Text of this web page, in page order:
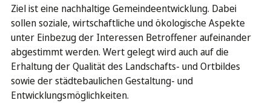
Ziel ist eine nachhaltige Gemeindeentwicklung. Dabei
sollen soziale, wirtschaftliche und ökologische Aspekte
unter Einbezug der Interessen Betroffener aufeinander
abgestimmt werden. Wert gelegt wird auch auf die
Erhaltung der Qualität des Landschafts- und Ortbildes
sowie der städtebaulichen Gestaltung- und
Entwicklungsmöglichkeiten.